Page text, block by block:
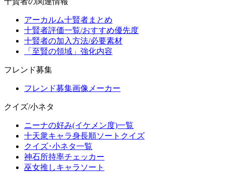
アーカルム十賢者まとめ
十賢者評価一覧/おすすめ優先度
十賢者の加入方法/必要素材
「至賢の領域」強化内容
フレンド募集
フレンド募集画像メーカー
クイズ/小ネタ
ニーナの好み(イケメン度)一覧
十天衆キャラ身長順ソートクイズ
クイズ･小ネタ一覧
神石所持率チェッカー
巫女推しキャラソート